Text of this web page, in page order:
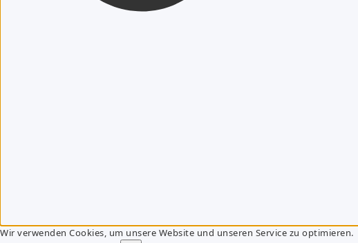
Wir verwenden Cookies, um unsere Website und unseren Service zu optimieren.